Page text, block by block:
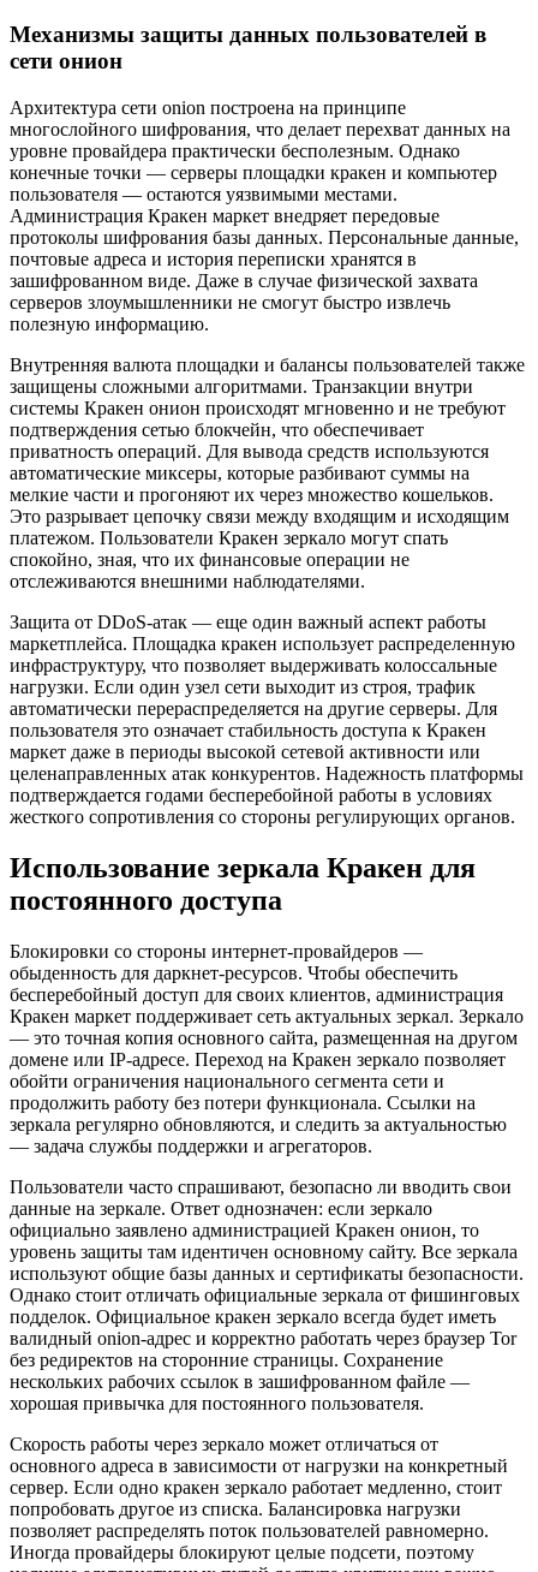
Механизмы защиты данных пользователей в
сети онион
Архитектура сети onion построена на принципе
многослойного шифрования, что делает перехват данных на
уровне провайдера практически бесполезным. Однако
конечные точки — серверы площадки кракен и компьютер
пользователя — остаются уязвимыми местами.
Администрация Кракен маркет внедряет передовые
протоколы шифрования базы данных. Персональные данные,
почтовые адреса и история переписки хранятся в
зашифрованном виде. Даже в случае физической захвата
серверов злоумышленники не смогут быстро извлечь
полезную информацию.
Внутренняя валюта площадки и балансы пользователей также
защищены сложными алгоритмами. Транзакции внутри
системы Кракен онион происходят мгновенно и не требуют
подтверждения сетью блокчейн, что обеспечивает
приватность операций. Для вывода средств используются
автоматические миксеры, которые разбивают суммы на
мелкие части и прогоняют их через множество кошельков.
Это разрывает цепочку связи между входящим и исходящим
платежом. Пользователи Кракен зеркало могут спать
спокойно, зная, что их финансовые операции не
отслеживаются внешними наблюдателями.
Защита от DDoS-атак — еще один важный аспект работы
маркетплейса. Площадка кракен использует распределенную
инфраструктуру, что позволяет выдерживать колоссальные
нагрузки. Если один узел сети выходит из строя, трафик
автоматически перераспределяется на другие серверы. Для
пользователя это означает стабильность доступа к Кракен
маркет даже в периоды высокой сетевой активности или
целенаправленных атак конкурентов. Надежность платформы
подтверждается годами бесперебойной работы в условиях
жесткого сопротивления со стороны регулирующих органов.
Использование зеркала Кракен для
постоянного доступа
Блокировки со стороны интернет-провайдеров —
обыденность для даркнет-ресурсов. Чтобы обеспечить
бесперебойный доступ для своих клиентов, администрация
Кракен маркет поддерживает сеть актуальных зеркал. Зеркало
— это точная копия основного сайта, размещенная на другом
домене или IP-адресе. Переход на Кракен зеркало позволяет
обойти ограничения национального сегмента сети и
продолжить работу без потери функционала. Ссылки на
зеркала регулярно обновляются, и следить за актуальностью
— задача службы поддержки и агрегаторов.
Пользователи часто спрашивают, безопасно ли вводить свои
данные на зеркале. Ответ однозначен: если зеркало
официально заявлено администрацией Кракен онион, то
уровень защиты там идентичен основному сайту. Все зеркала
используют общие базы данных и сертификаты безопасности.
Однако стоит отличать официальные зеркала от фишинговых
подделок. Официальное кракен зеркало всегда будет иметь
валидный onion-адрес и корректно работать через браузер Tor
без редиректов на сторонние страницы. Сохранение
нескольких рабочих ссылок в зашифрованном файле —
хорошая привычка для постоянного пользователя.
Скорость работы через зеркало может отличаться от
основного адреса в зависимости от нагрузки на конкретный
сервер. Если одно кракен зеркало работает медленно, стоит
попробовать другое из списка. Балансировка нагрузки
позволяет распределять поток пользователей равномерно.
Иногда провайдеры блокируют целые подсети, поэтому